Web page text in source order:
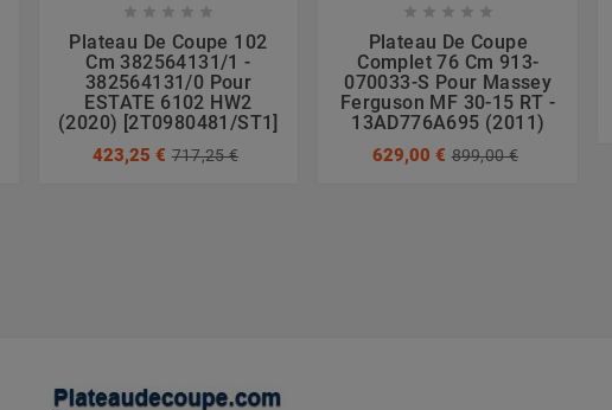
    
Plateau De Coupe 102
Cm 382564131/1 -
382564131/0 Pour
ESTATE 6102 HW2
(2020) [2T0980481/ST1]
423,25 € 717,25 €
    
Plateau De Coupe
Complet 76 Cm 913-
070033-S Pour Massey
Ferguson MF 30-15 RT -
13AD776A695 (2011)
629,00 € 899,00 €